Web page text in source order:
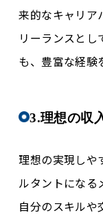
来的なキャリア
リーランスと
も、豊富な経験
3.理想の収
理想の実現しや
ルタントになる
自分のスキルや